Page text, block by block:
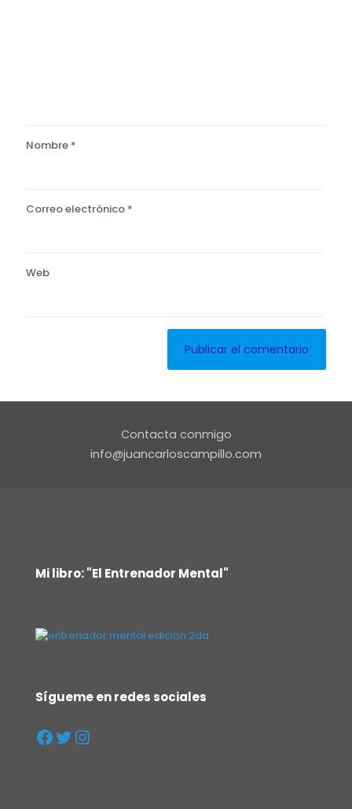
Nombre *
Correo electrónico *
Web
Contacta conmigo
info@juancarloscampillo.com
Mi libro: "El Entrenador Mental"
Sígueme en redes sociales